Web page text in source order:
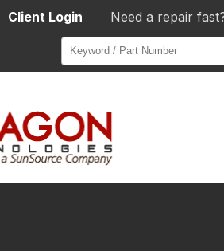
Client Login Need a repair